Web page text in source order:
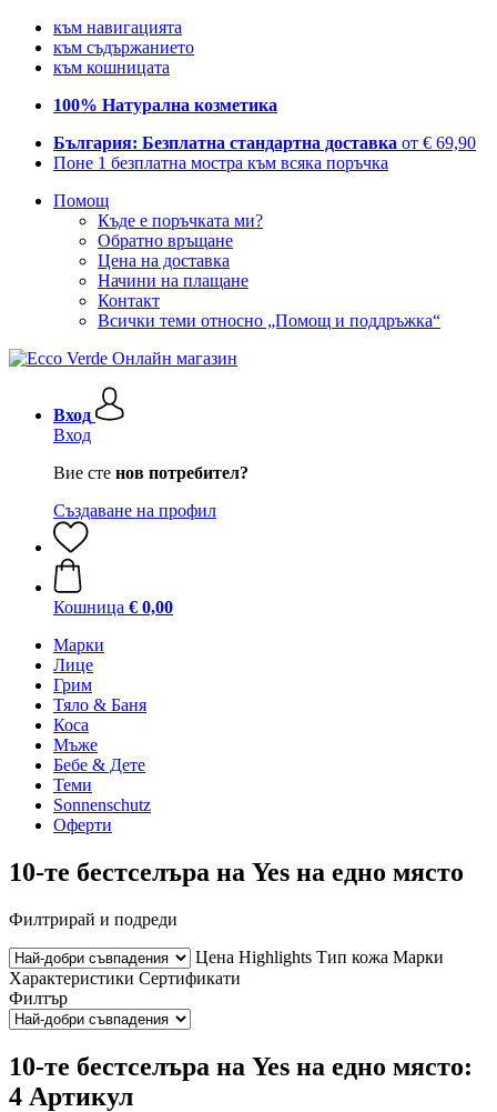
към навигацията
към съдържанието
към кошницата
100% Натурална козметика
България: Безплатна стандартна доставка от € 69,90
Поне 1 безплатна мостра към всяка поръчка
Помощ
Къде е поръчката ми?
Обратно връщане
Цена на доставка
Начини на плащане
Контакт
Всички теми относно „Помощ и поддръжка“
Вход
Вход
Вие сте нов потребител?
Създаване на профил
Кошница € 0,00
Марки
Лице
Грим
Тяло & Баня
Коса
Мъже
Бебе & Дете
Теми
Sonnenschutz
Оферти
10-те бестселъра на Yes на едно място
Филтрирай и подреди
Цена Highlights Тип кожа Марки
Характеристики Сертификати
Филтър
10-те бестселъра на Yes на едно място:
4 Артикул